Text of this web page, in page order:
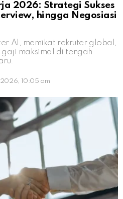
2026: Strategi Sukses
hingga Negosiasi
AI, memikat rekruter global,
maksimal di tengah
2026, 10:05 am